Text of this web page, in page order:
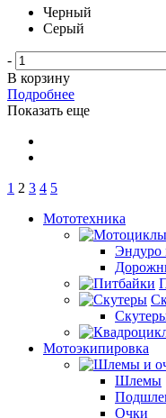
Черный
Серый
-
В корзину
Подробнее
Показать еще
1 2 3 4 5
Мототехника
Эндуро
Мотоэкипировка
Шлемы
Очки